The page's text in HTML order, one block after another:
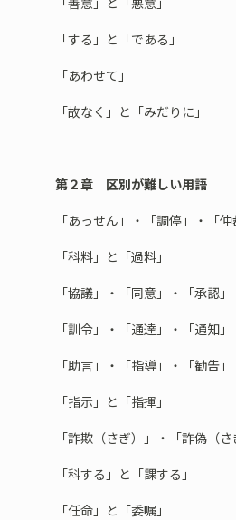
「する」と「である」
「あわせて」
「故なく」と「みだりに」
第２章 区別が難しい用語
「あっせん」・「調停」・「仲
「科料」と「過料」
「協議」・「同意」・「承認」
「訓令」・「通達」・「通知」
「助言」・「指導」・「勧告」
「指示」と「指揮」
「詐欺（さぎ）」・「詐偽（さ
「科する」と「課する」
「任命」と「委嘱」